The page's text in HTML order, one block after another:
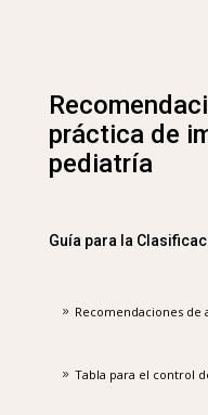
práctica de
pediatría
Guía para la
Recomendaciones de
Tabla para el control